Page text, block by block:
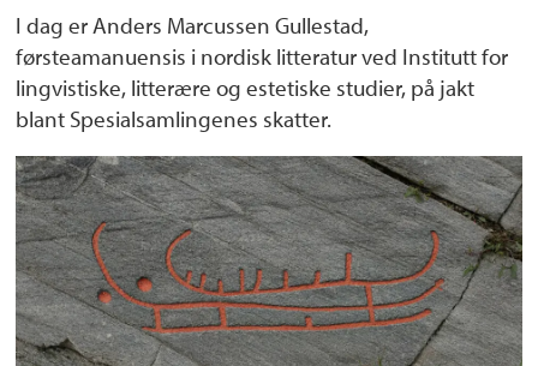
I dag er Anders Marcussen Gullestad,
førsteamanuensis i nordisk litteratur ved Institutt for
lingvistiske, litterære og estetiske studier, på jakt
blant Spesialsamlingenes skatter.